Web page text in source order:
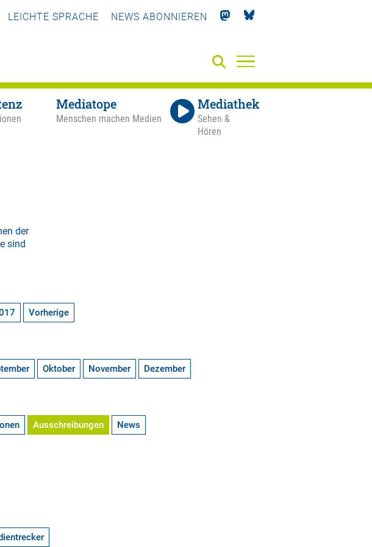
LEICHTE SPRACHE NEWS ABONNIEREN
Mediatope
Menschen machen Medien
Mediathek
Sehen &
Hören
der
sind
Vorherige
Oktober November Dezember
Ausschreibungen News